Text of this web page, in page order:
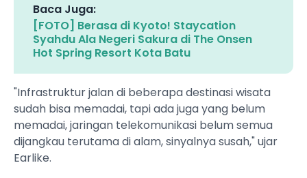
Baca Juga:
[FOTO] Berasa di Kyoto! Staycation
Syahdu Ala Negeri Sakura di The Onsen
Hot Spring Resort Kota Batu
"Infrastruktur jalan di beberapa destinasi wisata
sudah bisa memadai, tapi ada juga yang belum
memadai, jaringan telekomunikasi belum semua
dijangkau terutama di alam, sinyalnya susah," ujar
Earlike.